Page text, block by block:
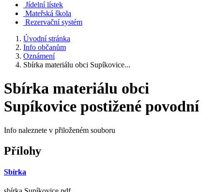
Jídelní lístek
Mateřská škola
Rezervační systém
Úvodní stránka
Info občanům
Oznámení
Sbírka materiálu obci Supíkovice...
Sbírka materiálu obci
Supíkovice postižené povodní
Info naleznete v přiloženém souboru
Přílohy
Sbírka